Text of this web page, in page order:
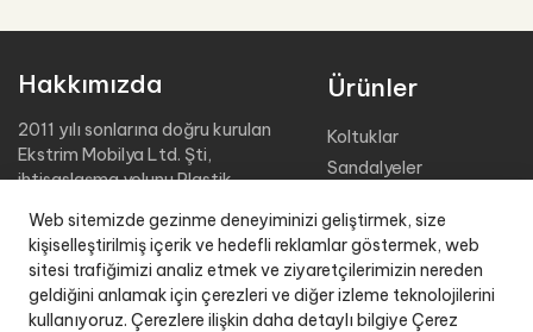
Web sitemizde gezinme deneyiminizi geliştirmek, size
kişiselleştirilmiş içerik ve hedefli reklamlar göstermek, web
sitesi trafiğimizi analiz etmek ve ziyaretçilerimizin nereden
geldiğini anlamak için çerezleri ve diğer izleme teknolojilerini
kullanıyoruz. Çerezlere ilişkin daha detaylı bilgiye Çerez
Hakkımızda
2011 yılı sonlarına doğru kurulan
Ekstrim Mobilya Ltd. Şti,
ihtisaslaşma yolunu Plastik
adamıştır.
2.000 m2 kapalı üretim alanı,
4000 m2 kapalı stok sahası ile
Ürünler
Koltuklar
Sandalyeler
Şezlonglar
Sehpalar
Tabureler
Organizasyon Grubu